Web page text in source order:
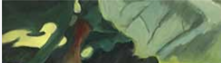
Contact